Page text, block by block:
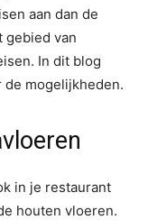
aan dan de
gebied van
In dit blog
mogelijkheden.
in je restaurant
houten vloeren.